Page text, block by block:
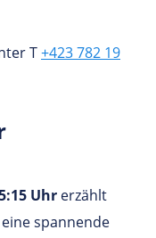
T+423 782 19
Uhr erzählt
eine spannende